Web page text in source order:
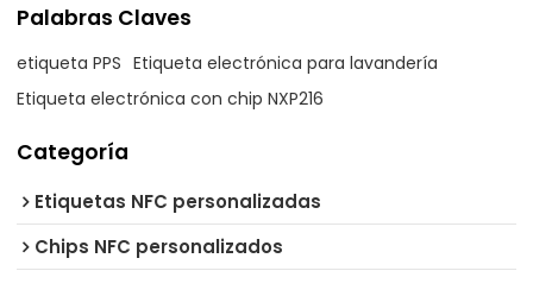
Palabras Claves
etiqueta PPS Etiqueta electrónica para lavandería
Etiqueta electrónica con chip NXP216
Categoría
Etiquetas NFC personalizadas
Chips NFC personalizados